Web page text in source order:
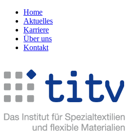
Home
Aktuelles
Karriere
Über uns
Kontakt